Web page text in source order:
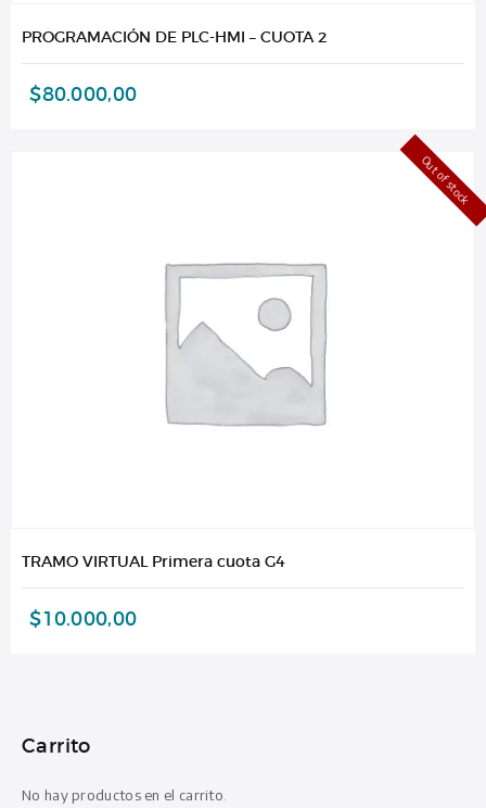
PROGRAMACIÓN DE PLC-HMI – CUOTA 2
$80.000,00
Out of stock
TRAMO VIRTUAL Primera cuota G4
$10.000,00
Carrito
No hay productos en el carrito.